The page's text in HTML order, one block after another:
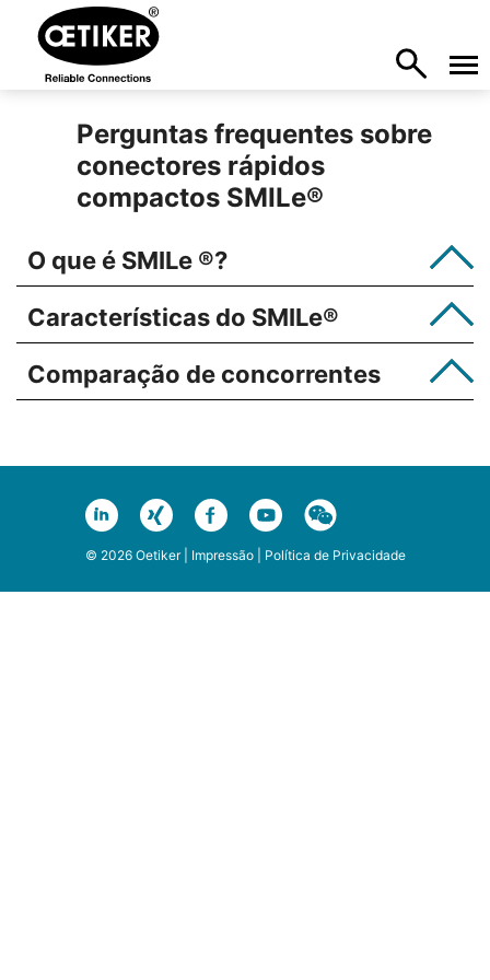
Perguntas frequentes sobre
conectores rápidos
compactos SMILe®
O que é SMILe ®?
Características do SMILe®
Comparação de concorrentes
© 2026 Oetiker | Impressão| Política de Privacidade